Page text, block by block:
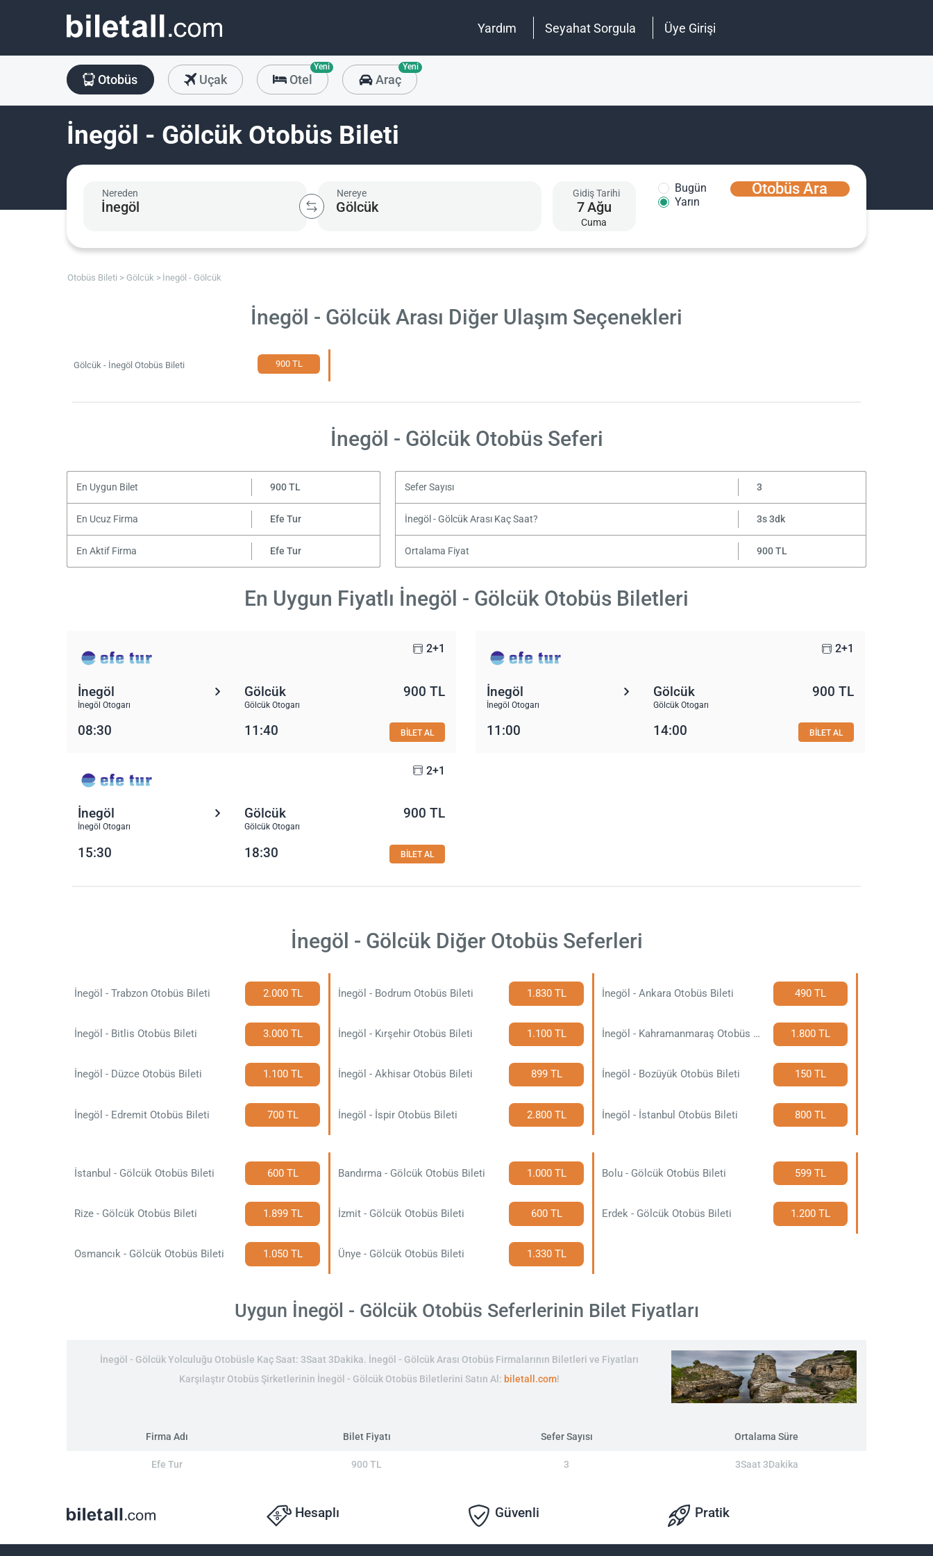
Yardım Seyahat Sorgula Üye Girişi
Otobüs Uçak Otel
Yeni
Araç
Yeni
İnegöl - Gölcük Otobüs Bileti
Nereden Nereye Gidiş Tarihi
7Ağu
Cuma
Bugün
Yarın
Otobüs Ara
Otobüs Bileti Gölcük İnegöl - Gölcük
İnegöl - Gölcük Arası Diğer Ulaşım Seçenekleri
Gölcük - İnegöl Otobüs Bileti 900 TL
İnegöl - Gölcük Otobüs Seferi
En Uygun Bilet 900 TL Sefer Sayısı 3
En Ucuz Firma Efe Tur İnegöl - Gölcük Arası Kaç Saat? 3s 3dk
En Aktif Firma Efe Tur Ortalama Fiyat 900 TL
En Uygun Fiyatlı İnegöl - Gölcük Otobüs Biletleri
2+1
İnegöl
İnegöl Otogarı
Gölcük
Gölcük Otogarı
900 TL
08:30 11:40 BİLET AL
2+1
İnegöl
İnegöl Otogarı
Gölcük
Gölcük Otogarı
900 TL
11:00 14:00 BİLET AL
2+1
İnegöl
İnegöl Otogarı
Gölcük
Gölcük Otogarı
900 TL
15:30 18:30 BİLET AL
İnegöl - Gölcük Diğer Otobüs Seferleri
İnegöl - Trabzon Otobüs Bileti 2.000 TL İnegöl - Bodrum Otobüs Bileti 1.830 TL İnegöl - Ankara Otobüs Bileti 490 TL
İnegöl - Bitlis Otobüs Bileti 3.000 TL İnegöl - Kırşehir Otobüs Bileti 1.100 TL İnegöl - Kahramanmaraş Otobüs Bileti 1.800 TL
İnegöl - Düzce Otobüs Bileti 1.100 TL İnegöl - Akhisar Otobüs Bileti 899 TL İnegöl - Bozüyük Otobüs Bileti 150 TL
İnegöl - Edremit Otobüs Bileti 700 TL İnegöl - İspir Otobüs Bileti 2.800 TL İnegöl - İstanbul Otobüs Bileti 800 TL
İstanbul - Gölcük Otobüs Bileti 600 TL Bandırma - Gölcük Otobüs Bileti 1.000 TL Bolu - Gölcük Otobüs Bileti 599 TL
Rize - Gölcük Otobüs Bileti 1.899 TL İzmit - Gölcük Otobüs Bileti 600 TL Erdek - Gölcük Otobüs Bileti 1.200 TL
Osmancık - Gölcük Otobüs Bileti 1.050 TL Ünye - Gölcük Otobüs Bileti 1.330 TL
Uygun İnegöl - Gölcük Otobüs Seferlerinin Bilet Fiyatları
İnegöl - Gölcük Yolculuğu Otobüsle Kaç Saat: 3Saat 3Dakika. İnegöl - Gölcük Arası Otobüs Firmalarının Biletleri ve Fiyatları
Karşılaştır Otobüs Şirketlerinin İnegöl - Gölcük Otobüs Biletlerini Satın Al: biletall.com!
Firma Adı Bilet Fiyatı Sefer Sayısı Ortalama Süre
Efe Tur 900 TL 3 3Saat 3Dakika
Hesaplı Güvenli Pratik